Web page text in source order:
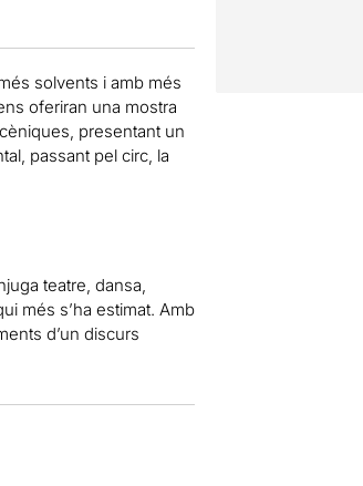
solvents i amb més
oferiran una mostra
presentant un
passant pel circ, la
teatre, dansa,
més s’ha estimat. Amb
d’un discurs